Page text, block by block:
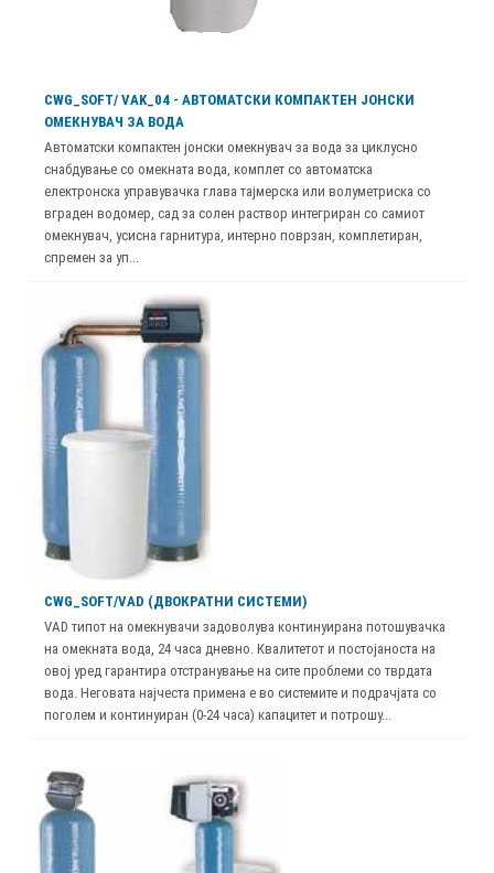
CWG_SOFT/ VAK_04 - АВТОМАТСКИ КОМПАКТЕН ЈОНСКИ
ОМЕКНУВАЧ ЗА ВОДА
Автоматски компактен јонски омекнувач за вода за циклусно
снабдување со омекната вода, комплет со автоматска
електронска управувачка глава тајмерска или волуметриска со
вграден водомер, сад за солен раствор интегриран со самиот
омекнувач, усисна гарнитура, интерно поврзан, комплетиран,
спремен за уп...
CWG_SOFT/VAD (ДВОКРАТНИ СИСТЕМИ)
VAD типот на омекнувачи задоволува континуирана потошувачка
на омекната вода, 24 часа дневно. Квалитетот и постојаноста на
овој уред гарантира отстранување на сите проблеми со тврдата
вода. Неговата најчеста примена е во системите и подрачјата со
поголем и континуиран (0-24 часа) капацитет и потрошу...